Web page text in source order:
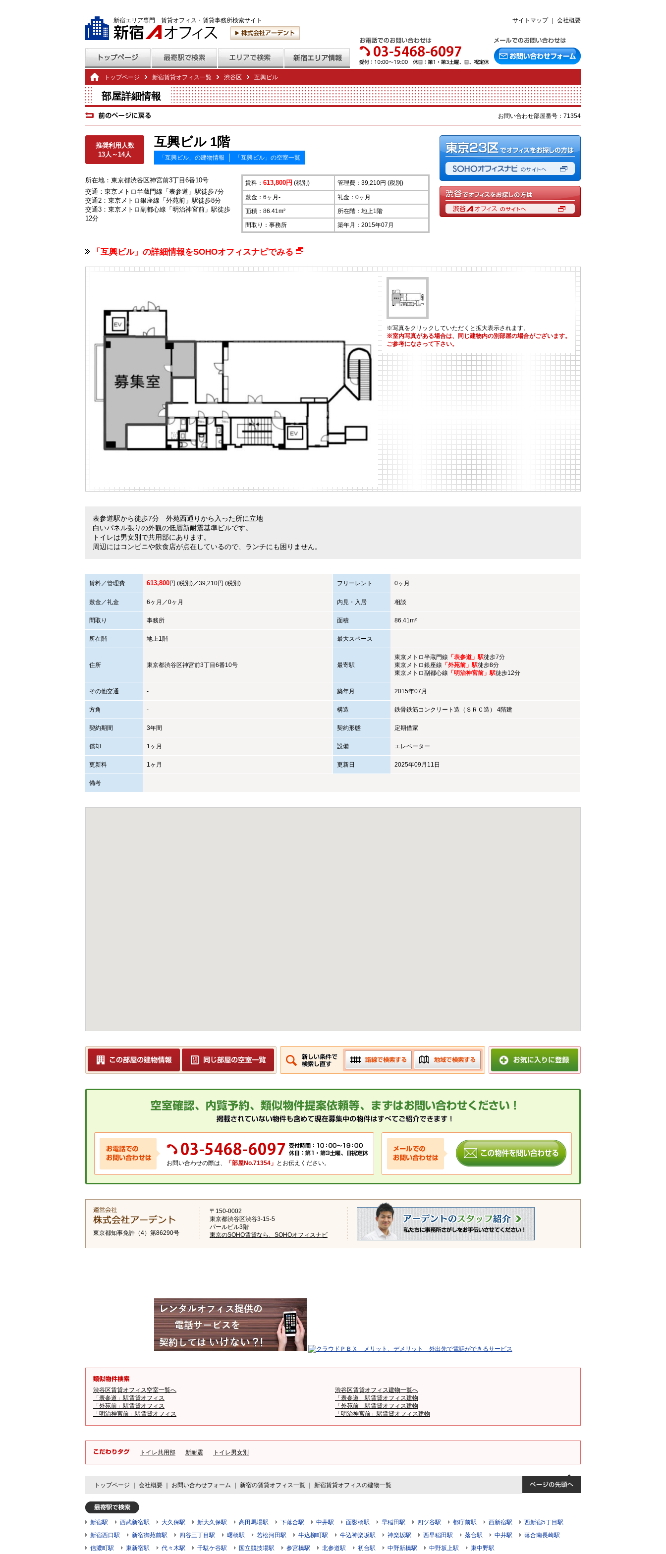
新宿エリア専門 賃貸オフィス・賃貸事務所検索サイト サイトマップ｜ 会社概要
トップページ 新宿賃貸オフィス一覧 渋谷区 互興ビル
部屋詳細情報
お問い合わせ部屋番号：71354
推奨利用人数
13人～14人
互興ビル 1階
「互興ビル」の建物情報 「互興ビル」の空室一覧
所在地：東京都渋谷区神宮前3丁目6番10号
交通：東京メトロ半蔵門線「表参道」駅徒歩7分
交通2：東京メトロ銀座線「外苑前」駅徒歩8分
交通3：東京メトロ副都心線「明治神宮前」駅徒歩
12分
賃料： 613,800円 (税別) 管理費：39,210円 (税別)
敷金：6ヶ月-
礼金：0ヶ月
面積：86.41m²
所在階： 地上1階
間取り：事務所
築年月：2015年07月
「互興ビル」の詳細情報をSOHOオフィスナビでみる
※写真をクリックしていただくと拡大表示されます。
※室内写真がある場合は、同じ建物内の別部屋の場合がございます。
ご参考になさって下さい。
表参道駅から徒歩7分 外苑西通りから入った所に立地
白いパネル張りの外観の低層新耐震基準ビルです。
トイレは男女別で共用部にあります。
周辺にはコンビニや飲食店が点在しているので、ランチにも困りません。
賃料／管理費 613,800円 (税別)／39,210円 (税別) フリーレント 0ヶ月
敷金／礼金 6ヶ月／0ヶ月 内見・入居 相談
間取り 事務所 面積 86.41m²
所在階 地上1階 最大スペース -
住所 東京都渋谷区神宮前3丁目6番10号 最寄駅
東京メトロ半蔵門線 「表参道」駅徒歩7分
東京メトロ銀座線 「外苑前」駅徒歩8分
東京メトロ副都心線 「明治神宮前」駅徒歩12分
その他交通 - 築年月 2015年07月
方角 - 構造 鉄骨鉄筋コンクリート造（ＳＲＣ造） 4階建
契約期間 3年間 契約形態 定期借家
償却 1ヶ月 設備 エレベーター
更新料 1ヶ月 更新日 2025年09月11日
備考
お問い合わせの際は、 「部屋No.71354」 とお伝えください。
東京都知事免許（4）第86290号
〒150-0002
東京都渋谷区渋谷3-15-5
パールビル3階
東京のSOHO賃貸なら、SOHOオフィスナビ
渋谷区賃貸オフィス空室一覧へ
「表参道」駅賃貸オフィス
「外苑前」駅賃貸オフィス
「明治神宮前」駅賃貸オフィス
渋谷区賃貸オフィス建物一覧へ
「表参道」駅賃貸オフィス建物
「外苑前」駅賃貸オフィス建物
「明治神宮前」駅賃貸オフィス建物
トイレ共用部 新耐震 トイレ男女別
トップページ 会社概要 お問い合わせフォーム 新宿の賃貸オフィス一覧 新宿賃貸オフィスの建物一覧
新宿駅 西武新宿駅 大久保駅 新大久保駅 高田馬場駅 下落合駅 中井駅 面影橋駅 早稲田駅 四ツ谷駅 都庁前駅 西新宿駅
西新宿5丁目駅
新宿西口駅
新宿御苑前駅 四谷三丁目駅 曙橋駅 若松河田駅 牛込柳町駅 牛込神楽坂駅 神楽坂駅 西早稲田駅 落合駅 中井駅
落合南長崎駅
信濃町駅
東新宿駅 代々木駅 千駄ケ谷駅 国立競技場駅 参宮橋駅 北参道駅 初台駅 中野新橋駅 中野坂上駅 東中野駅